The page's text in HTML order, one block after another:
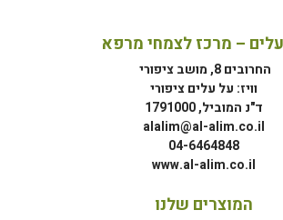
– מרכז לצמחי מרפא
החרובים 8, מושב ציפורי
וויז: על עלים ציפורי
ד"נ המוביל, 1791000
alalim@al-alim.co.il
04-6464848
www.al-alim.co.il
המוצרים שלנו